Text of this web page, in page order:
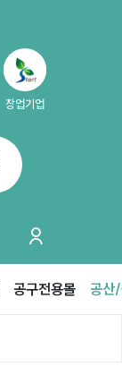
창업기업
공구전용몰 공산